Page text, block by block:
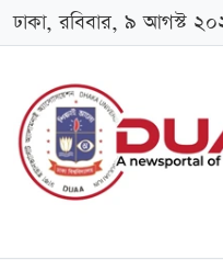
ঢাকা, রবিবার, ৯ আগস্ট